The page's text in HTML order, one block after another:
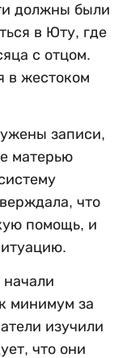
должны были
в Юту, где
с отцом.
в жестоком
записи,
матерью
что
помощь, и
минимум за
изучили
что они